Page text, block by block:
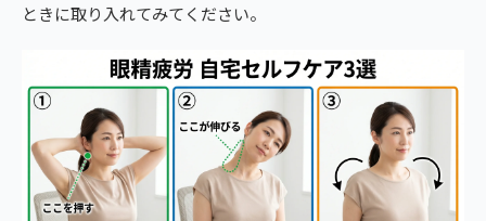
ときに取り入れてみてください。